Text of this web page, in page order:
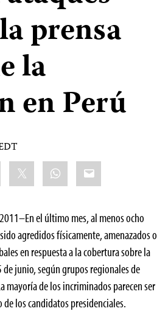
prensa
la
en Perú
WhatsApp
Email
el último mes, al menos ocho
agredidos físicamente, amenazados o
en respuesta a la cobertura sobre la
junio, según grupos regionales de
mayoría de los incriminados parecen ser
los candidatos presidenciales.